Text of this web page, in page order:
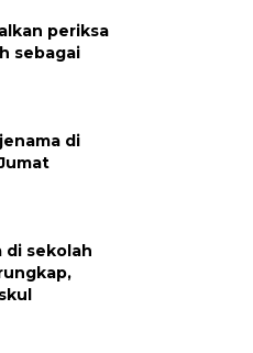
periksa
sebagai
di
di sekolah